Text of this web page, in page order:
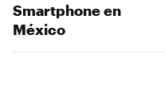
Smartphone en
México